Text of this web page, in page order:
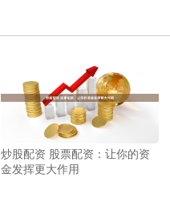
炒股配资 股票配资：让你的资
金发挥更大作用